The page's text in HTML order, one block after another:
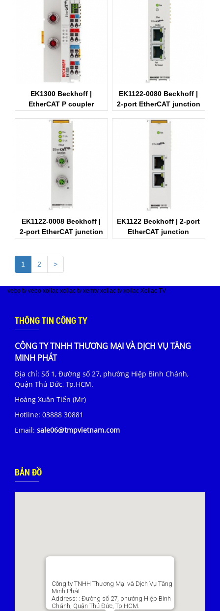
EK1300 Beckhoff |
EtherCAT P coupler
EK1122-0080 Beckhoff |
2-port EtherCAT junction
EK1122-0008 Beckhoff |
2-port EtherCAT junction
EK1122 Beckhoff | 2-port
EtherCAT junction
1 2 >
vebo tv vebo xoilac xoilac tv xemtv xoilac tv xoilac Xoilac TV
THÔNG TIN CÔNG TY
CÔNG TY TNHH THƯƠNG MẠI VÀ DỊCH VỤ TĂNG
MINH PHÁT
Địa chỉ: Số 1, Đường số 27, phường Hiệp Bình Chánh,
Quận Thủ Đức, Tp.HCM.
Hoàng Xuân Tiến (Mr)
Hotline: 03888 30881
Email: sale06@tmpvietnam.com
BẢN ĐỒ
Công ty TNHH Thương Mại và Dịch Vụ Tăng
Minh Phát
Address: : Đường số 27, phường Hiệp Bình
Chánh, Quận Thủ Đức, Tp.HCM.